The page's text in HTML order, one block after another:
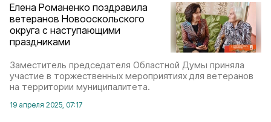
Елена Романенко поздравила
ветеранов Новооскольского
округа с наступающими
праздниками
Заместитель председателя Областной Думы приняла
участие в торжественных мероприятиях для ветеранов
на территории муниципалитета.
19 апреля 2025, 07:17